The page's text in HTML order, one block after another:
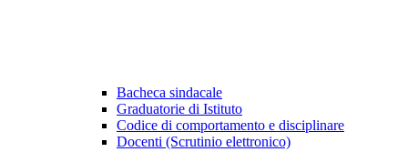
Bacheca sindacale
Graduatorie di Istituto
Codice di comportamento e disciplinare
Docenti (Scrutinio elettronico)